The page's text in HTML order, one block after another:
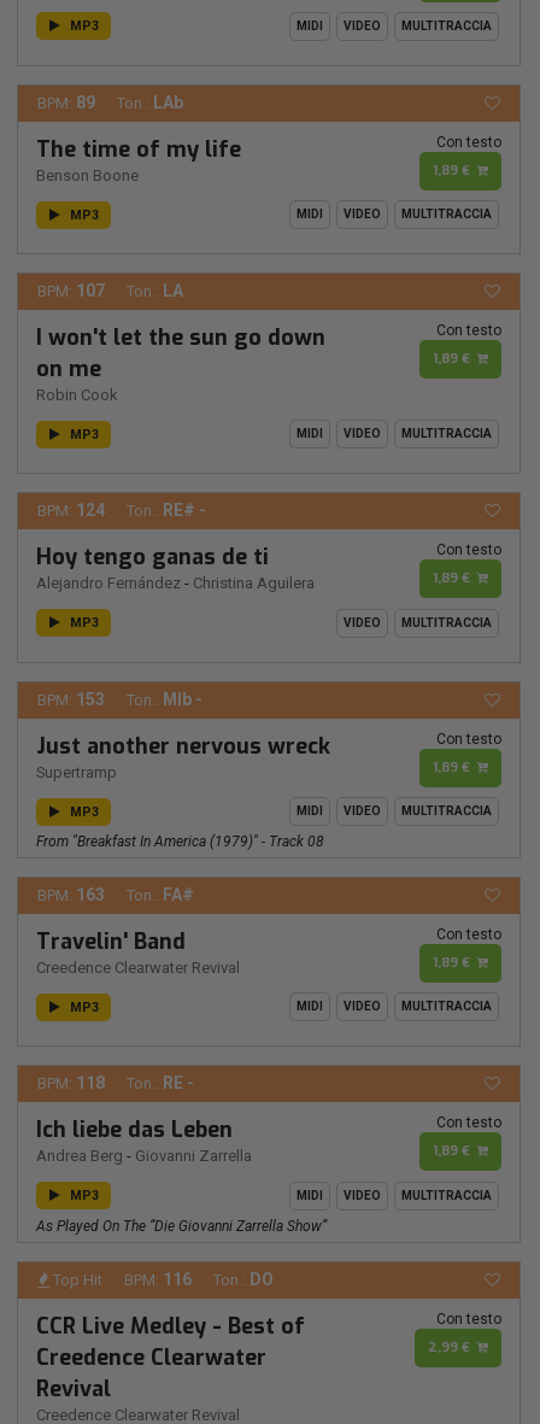
MP3 MIDI VIDEO MULTITRACCIA
BPM: 89 Ton.: LAb
The time of my life
Benson Boone
Con testo
1,89 €
MP3 MIDI VIDEO MULTITRACCIA
BPM: 107 Ton.: LA
I won't let the sun go down
on me
Robin Cook
Con testo
1,89 €
MP3 MIDI VIDEO MULTITRACCIA
BPM: 124 Ton.: RE# -
Hoy tengo ganas de ti
Alejandro Fernández - Christina Aguilera
Con testo
1,89 €
MP3 VIDEO MULTITRACCIA
BPM: 153 Ton.: MIb -
Just another nervous wreck
Supertramp
Con testo
1,89 €
MP3 MIDI VIDEO MULTITRACCIA
From "Breakfast In America (1979)" - Track 08
BPM: 163 Ton.: FA#
Travelin' Band
Creedence Clearwater Revival
Con testo
1,89 €
MP3 MIDI VIDEO MULTITRACCIA
BPM: 118 Ton.: RE -
Ich liebe das Leben
Andrea Berg - Giovanni Zarrella
Con testo
1,89 €
MP3 MIDI VIDEO MULTITRACCIA
As Played On The “Die Giovanni Zarrella Show”
Top Hit BPM: 116 Ton.: DO
CCR Live Medley - Best of
Creedence Clearwater
Revival
Creedence Clearwater Revival
Con testo
2,99 €